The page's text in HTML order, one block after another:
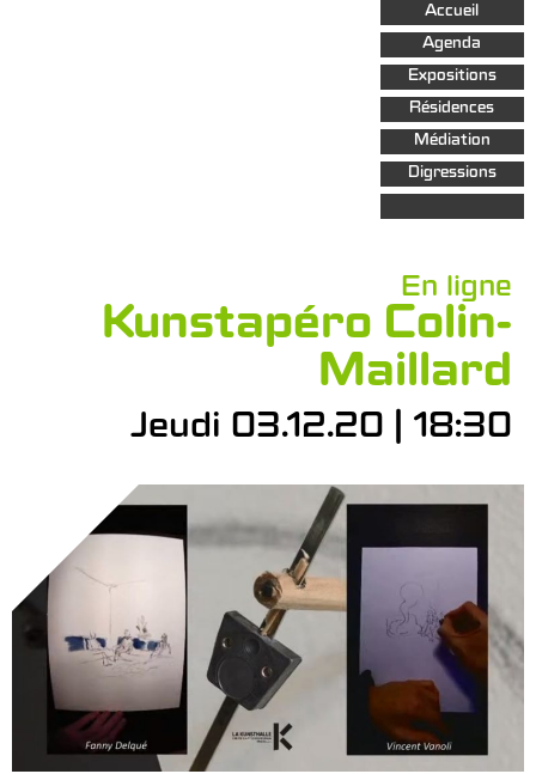
Aller au
contenu
principal
Accueil
Agenda
Expositions
Résidences
Médiation
Digressions
En ligne
Kunstapéro Colin-
Maillard
Jeudi 03.12.20 | 18:30